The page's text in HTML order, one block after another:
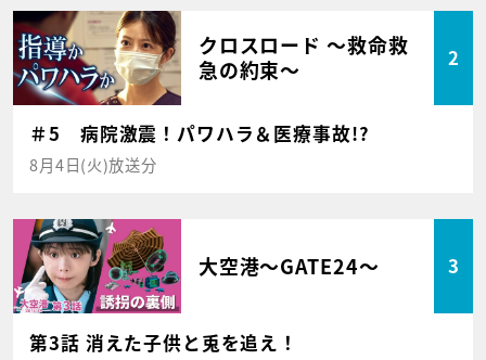
クロスロード ～救命救
急の約束～
2
＃5 病院激震！パワハラ＆医療事故!?
8月4日(火)放送分
大空港～GATE24～ 3
第3話 消えた子供と兎を追え！